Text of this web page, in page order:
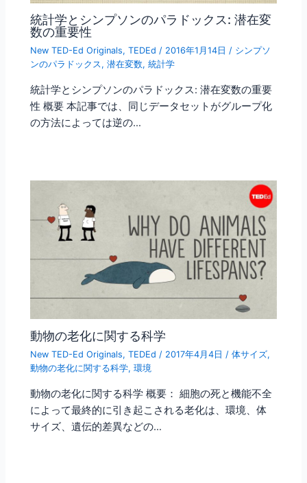
統計学とシンプソンのパラドックス: 潜在変
数の重要性
New TED-Ed Originals,TEDEd / 2016年1月14日/ シンプソ
ンのパラドックス,潜在変数,統計学
統計学とシンプソンのパラドックス: 潜在変数の重要
性 概要 本記事では、同じデータセットがグループ化
の方法によっては逆の…
動物の老化に関する科学
New TED-Ed Originals,TEDEd / 2017年4月4日 /体サイズ,
動物の老化に関する科学,環境
動物の老化に関する科学 概要： 細胞の死と機能不全
によって最終的に引き起こされる老化は、環境、体
サイズ、遺伝的差異などの…